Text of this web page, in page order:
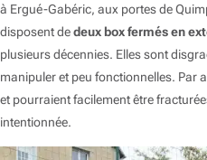
à Ergué-Gabéric, aux portes de
disposent dedeux box fermés en
plusieurs décennies. Elles sont
manipuler et peu fonctionnelles. Par
et pourraient facilement être
intentionnée.